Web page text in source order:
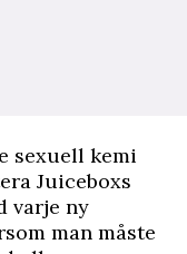
sexuell kemi
Juiceboxs
varje ny
man måste